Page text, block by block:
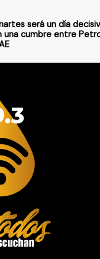
será un día
una cumbre entre